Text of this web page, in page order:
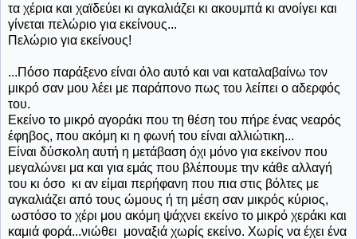
τα χέρια και χαϊδεύει κι αγκαλιάζει κι ακουμπά κι ανοίγει και
γίνεται πελώριο για εκείνους...
Πελώριο για εκείνους!
...Πόσο παράξενο είναι όλο αυτό και ναι καταλαβαίνω τον
μικρό σαν μου λέει με παράπονο πως του λείπει ο αδερφός
του.
Εκείνο το μικρό αγοράκι που τη θέση του πήρε ένας νεαρός
έφηβος, που ακόμη κι η φωνή του είναι αλλιώτικη...
Είναι δύσκολη αυτή η μετάβαση όχι μόνο για εκείνον που
μεγαλώνει μα και για εμάς που βλέπουμε την κάθε αλλαγή
του κι όσο κι αν είμαι περήφανη που πια στις βόλτες με
αγκαλιάζει από τους ώμους ή τη μέση σαν μικρός κύριος,
ωστόσο το χέρι μου ακόμη ψάχνει εκείνο το μικρό χεράκι και
καμιά φορά...νιώθει μοναξιά χωρίς εκείνο. Χωρίς να έχει ένα